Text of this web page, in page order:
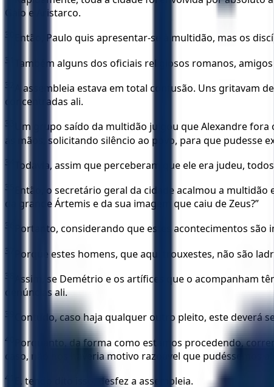
Gaio e Aristarco.
30 Então, Paulo quis apresentar-se à multidão, mas os
31 Também alguns dos oficiais religiosos romanos,
32
A assembleia estava em total confusão. Uns gritavam
concentradas ali.
33
Um grupo saído da multidão julgou que Alexandre
as mãos, solicitando silêncio ao povo, para que pudesse
34 Todavia, assim que perceberam que ele era judeu,
35
Então, o secretário geral da cidade acalmou a
da grande Ártemis e da sua imagem que caiu de Zeus?”
36 Portanto, considerando que estes acontecimentos
37 Porque estes homens, que aqui trouxestes, não são
38
Assim, se Demétrio e os artífices que o acompanham
denúncias ali.
39 Contudo, caso haja qualquer outro pleito, este deverá
40
Porquanto, da forma como estamos procedendo,
caso, não nos haveria motivo razoável que pudéssemos
41 E, tendo dito isso, desfez a assembleia.